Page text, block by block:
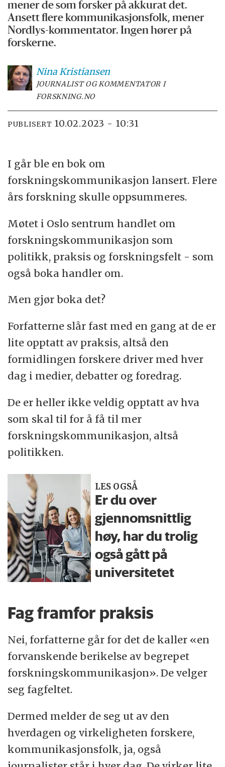
mener de som forsker på akkurat det.
Ansett flere kommunikasjonsfolk, mener
Nordlys-kommentator. Ingen hører på
forskerne.
NinaKristiansen
JOURNALIST OG KOMMENTATOR I
FORSKNING.NO
PUBLISERT 10.02.2023 - 10:31
I går ble en bok om
forskningskommunikasjon lansert. Flere
års forskning skulle oppsummeres.
Møtet i Oslo sentrum handlet om
forskningskommunikasjon som
politikk, praksis og forskningsfelt - som
også boka handler om.
Men gjør boka det?
Forfatterne slår fast med en gang at de er
lite opptatt av praksis, altså den
formidlingen forskere driver med hver
dag i medier, debatter og foredrag.
De er heller ikke veldig opptatt av hva
som skal til for å få til mer
forskningskommunikasjon, altså
politikken.
LES OGSÅ
Er du over
gjennomsnittlig
høy, har du trolig
også gått på
universitetet
Fag framfor praksis
Nei, forfatterne går for det de kaller «en
forvanskende berikelse av begrepet
forskningskommunikasjon». De velger
seg fagfeltet.
Dermed melder de seg ut av den
hverdagen og virkeligheten forskere,
kommunikasjonsfolk, ja, også